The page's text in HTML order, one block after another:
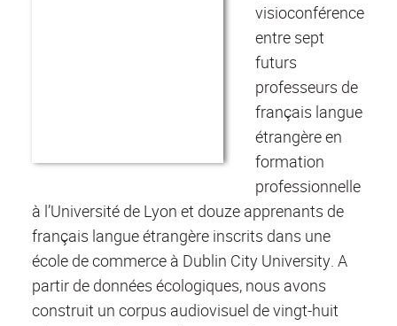
visioconférence
entre sept
futurs
professeurs de
français langue
étrangère en
formation
professionnelle
à l’Université de Lyon et douze apprenants de
français langue étrangère inscrits dans une
école de commerce à Dublin City University. A
partir de données écologiques, nous avons
construit un corpus audiovisuel de vingt-huit